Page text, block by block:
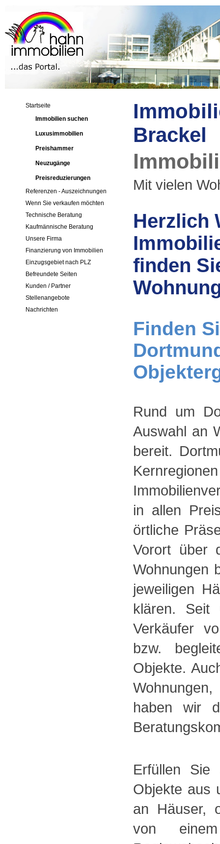
Startseite
Immobilien suchen
Luxusimmobilien
Preishammer
Neuzugänge
Preisreduzierungen
Referenzen - Auszeichnungen
Wenn Sie verkaufen möchten
Technische Beratung
Kaufmännische Beratung
Unsere Firma
Finanzierung von Immobilien
Einzugsgebiet nach PLZ
Befreundete Seiten
Kunden / Partner
Stellenangebote
Nachrichten
Brackel
Mit vielen
Herzlich
finden
Finden
Rund um
Auswahl an
bereit.
in allen
örtliche
Vorort über
Wohnungen
jeweiligen
klären. Seit
Verkäufer
bzw.
Objekte.
haben wir
Erfüllen Sie
Objekte aus
an Häuser,
von